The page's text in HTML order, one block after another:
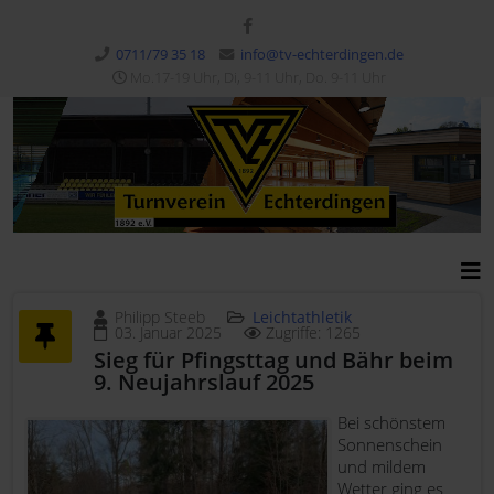
0711/79 35 18
info@tv-echterdingen.de
Philipp Steeb Leichtathletik
03. Januar 2025 Zugriffe: 1265
Sieg für Pfingsttag und Bähr beim
9. Neujahrslauf 2025
Bei schönstem
Sonnenschein
und mildem
Wetter ging es